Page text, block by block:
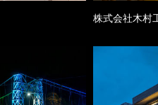
株式会社木村